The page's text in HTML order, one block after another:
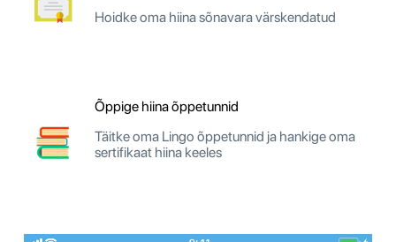
Hoidke oma hiina sõnavara värskendatud
Õppige hiina õppetunnid
Täitke oma Lingo õppetunnid ja hankige oma
sertifikaat hiina keeles